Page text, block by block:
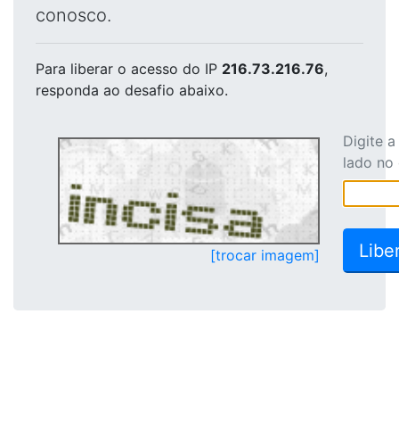
conosco.
Para liberar o acesso do IP 216.73.216.76,
responda ao desafio abaixo.
[trocar imagem]
Digite
lado no